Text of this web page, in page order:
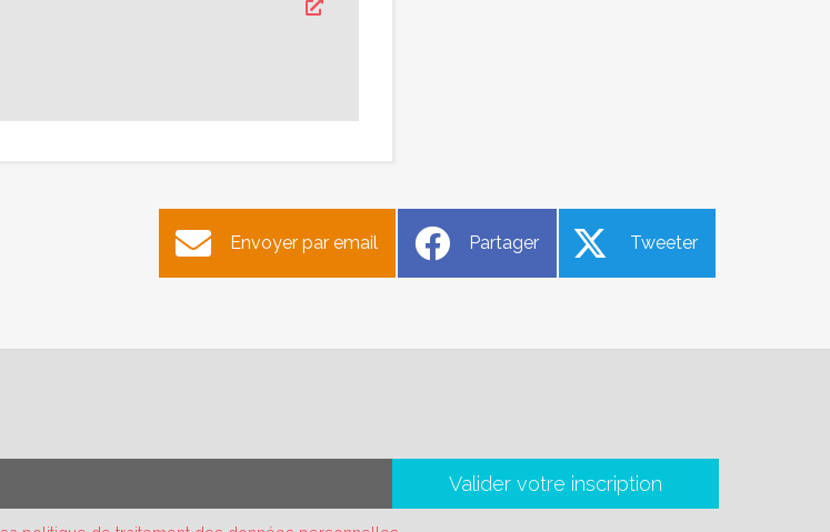
Envoyer par email Partager Tweeter
Valider votre inscription